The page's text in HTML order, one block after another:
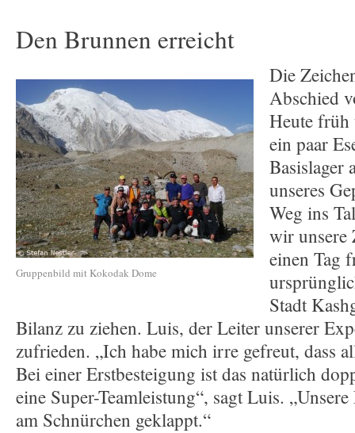
Den Brunnen erreicht
Gruppenbild mit Kokodak Dome
Die
Abschied
Heute früh
ein paar
Basislager
unseres
Weg ins
wir unsere
einen Tag
Stadt
Bilanz zu ziehen. Luis, der Leiter unserer
zufrieden. „Ich habe mich irre gefreut, dass
Bei einer Erstbesteigung ist das natürlich
eine Super-Teamleistung“, sagt Luis.
am Schnürchen geklappt.“